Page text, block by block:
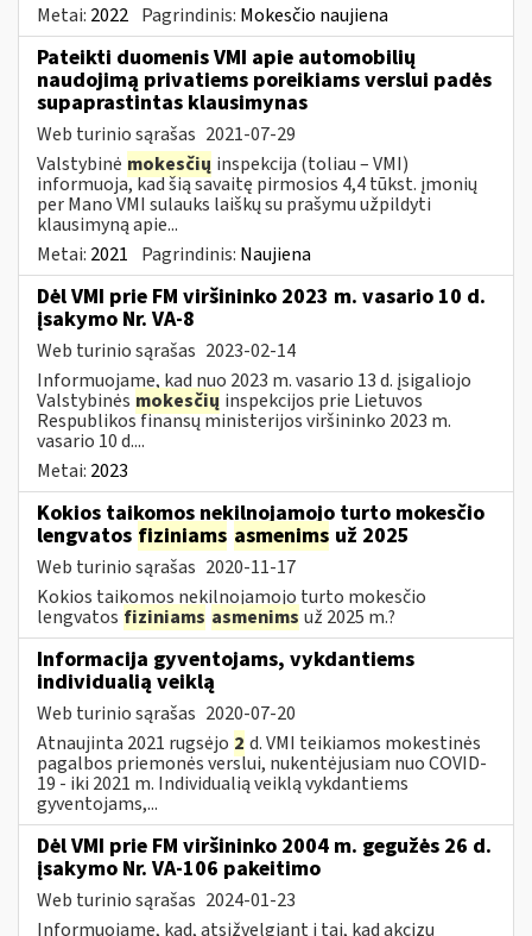
Metai: 2022 Pagrindinis: Mokesčio naujiena
Pateikti duomenis VMI apie automobilių
naudojimą privatiems poreikiams verslui padės
supaprastintas klausimynas
Web turinio sąrašas 2021-07-29
Valstybinė mokesčių inspekcija (toliau – VMI)
informuoja, kad šią savaitę pirmosios 4,4 tūkst. įmonių
per Mano VMI sulauks laiškų su prašymu užpildyti
klausimyną apie...
Metai: 2021 Pagrindinis: Naujiena
Dėl VMI prie FM viršininko 2023 m. vasario 10 d.
įsakymo Nr. VA-8
Web turinio sąrašas 2023-02-14
Informuojame, kad nuo 2023 m. vasario 13 d. įsigaliojo
Valstybinės mokesčių inspekcijos prie Lietuvos
Respublikos finansų ministerijos viršininko 2023 m.
vasario 10 d....
Metai: 2023
Kokios taikomos nekilnojamojo turto mokesčio
lengvatos fiziniams asmenims už 2025
Web turinio sąrašas 2020-11-17
Kokios taikomos nekilnojamojo turto mokesčio
lengvatos fiziniams asmenims už 2025 m.?
Informacija gyventojams, vykdantiems
individualią veiklą
Web turinio sąrašas 2020-07-20
Atnaujinta 2021 rugsėjo 2 d. VMI teikiamos mokestinės
pagalbos priemonės verslui, nukentėjusiam nuo COVID-
19 - iki 2021 m. Individualią veiklą vykdantiems
gyventojams,...
Dėl VMI prie FM viršininko 2004 m. gegužės 26 d.
įsakymo Nr. VA-106 pakeitimo
Web turinio sąrašas 2024-01-23
Informuojame, kad, atsižvelgiant į tai, kad akcizų